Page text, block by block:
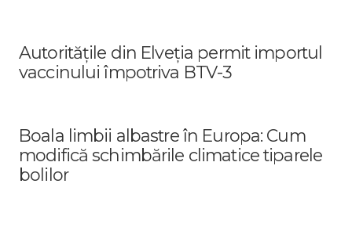
Autoritățile din Elveția permit importul
vaccinului împotriva BTV-3
Boala limbii albastre în Europa: Cum
modifică schimbările climatice tiparele
bolilor